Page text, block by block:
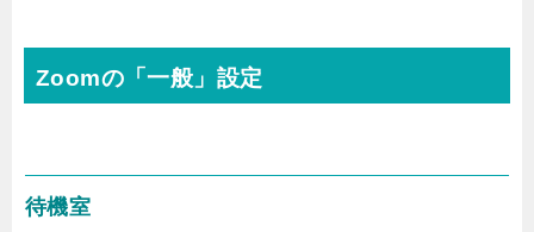
Zoomの「一般」設定
待機室